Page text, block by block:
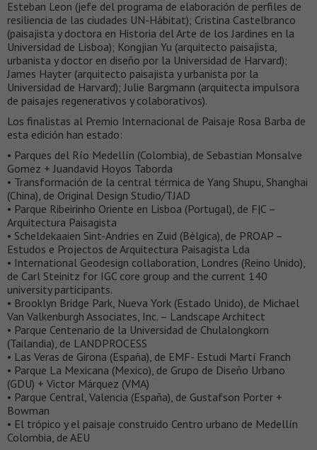
Esteban Leon (jefe del programa de elaboración de perfiles de
resiliencia de las ciudades UN-Hábitat); Cristina Castelbranco
(paisajista y doctora en Historia del Arte de los Jardines en la
Universidad de Lisboa); Kongjian Yu (arquitecto paisajista,
urbanista y doctor en diseño por la Universidad de Harvard);
James Hayter (arquitecto paisajista y urbanista por la
Universidad de Harvard); Julie Bargmann (arquitecta impulsora
de paisajes regenerativos y colaborativos).
Los finalistas al Premio Internacional de Paisaje Rosa Barba de
esta edición han estado:
• Parques del Río Medellín (Colombia), de Sebastian Monsalve
Gomez + Juandavid Hoyos Taborda
• Transformación de la central térmica de Yang Shupu, Shanghai
(China), de Original Design Studio/TJAD
• Parque Ribeirinho Oriente en Lisboa (Portugal), de F|C –
Arquitectura Paisagista
• Scheldekaaien Sint-Andries en Zuid (Bèlgica), de PROAP –
Estudos e Projectos de Arquitectura Paisagista Lda
• International Geodesign collaboration, Londres (Reino Unido),
de Carl Steinitz for IGC core group and the current 140
university participants.
• Brooklyn Bridge Park, Nueva York (Estado Unido), de Michael
Van Valkenburgh Associates, Inc. – Landscape Architect
• Parque Centenario de la Universidad de Chulalongkorn
(Tailandia), de LANDPROCESS
• Las Veras de Girona (España), de EMF- Estudi Martí Franch
• Parque La Mexicana (Mexico), de Grupo de Diseño Urbano
(GDU) + Victor Márquez (VMA)
• Parque Central, Valencia (España), de Gustafson Porter +
Bowman
• El trópico y el paisaje construido Centro urbano de Medellín
Colombia, de AEU